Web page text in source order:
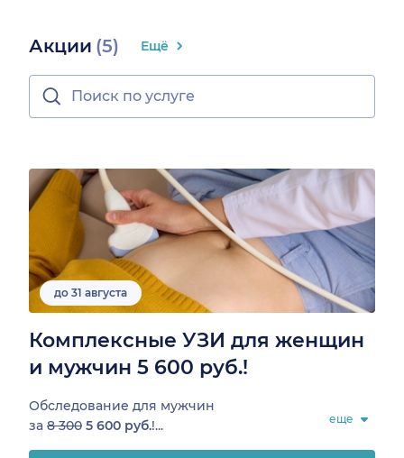
Акции (5) Ещё
до 31 августа
Комплексные УЗИ для женщин
и мужчин 5 600 руб.!
Обследование для мужчин
за 8 300 5 600 руб.!... еще